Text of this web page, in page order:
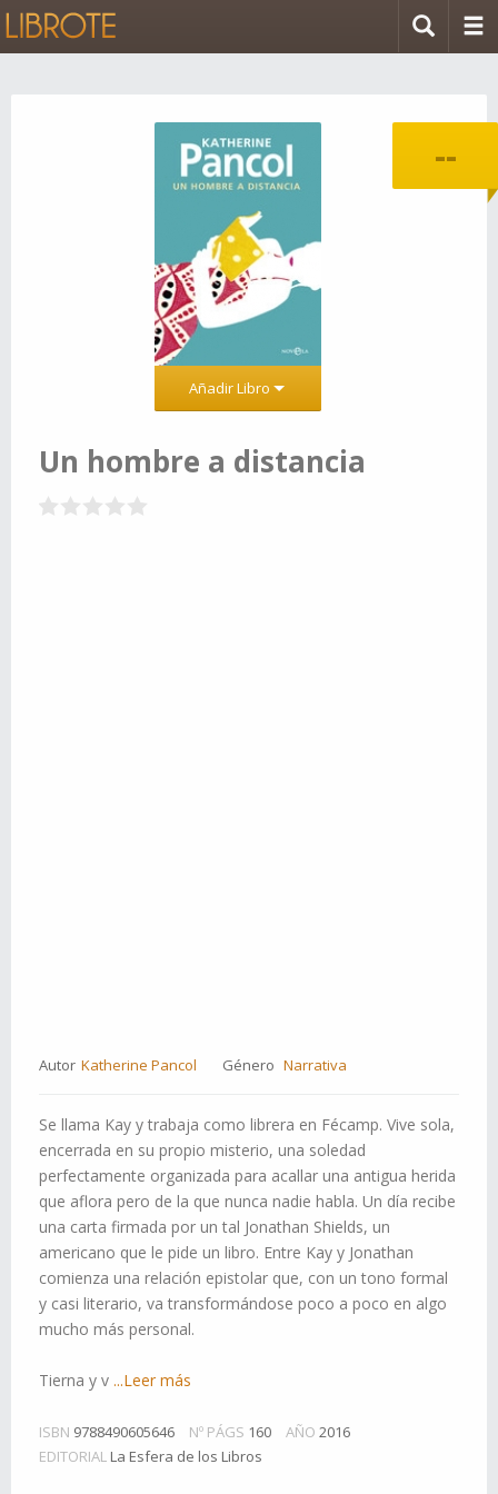
--
Añadir Libro
Un hombre a distancia
Autor Katherine Pancol Género Narrativa
Se llama Kay y trabaja como librera en Fécamp. Vive sola,
encerrada en su propio misterio, una soledad
perfectamente organizada para acallar una antigua herida
que aflora pero de la que nunca nadie habla. Un día recibe
una carta firmada por un tal Jonathan Shields, un
americano que le pide un libro. Entre Kay y Jonathan
comienza una relación epistolar que, con un tono formal
y casi literario, va transformándose poco a poco en algo
mucho más personal.
Tierna y v ...Leer más
ISBN 9788490605646 Nº PÁGS 160 AÑO 2016
EDITORIAL La Esfera de los Libros